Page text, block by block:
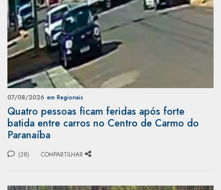
07/08/2026 em Regionais
Quatro pessoas ficam feridas após forte
batida entre carros no Centro de Carmo do
Paranaíba
(28) COMPARTILHAR